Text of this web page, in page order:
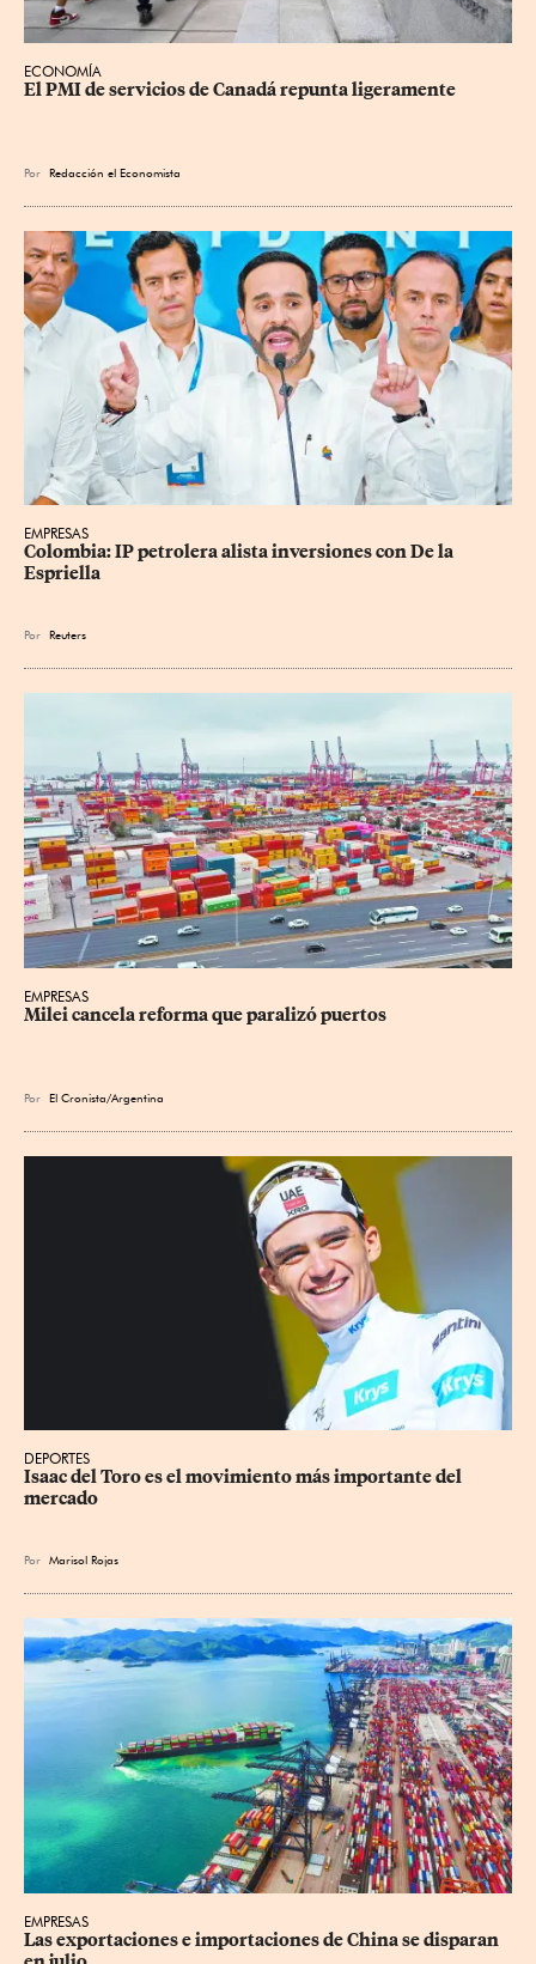
ECONOMÍA
El PMI de servicios de Canadá repunta ligeramente
Por Redacción el Economista
EMPRESAS
Colombia: IP petrolera alista inversiones con De la
Espriella
Por Reuters
EMPRESAS
Milei cancela reforma que paralizó puertos
Por El Cronista/Argentina
DEPORTES
Isaac del Toro es el movimiento más importante del
mercado
Por Marisol Rojas
EMPRESAS
Las exportaciones e importaciones de China se disparan